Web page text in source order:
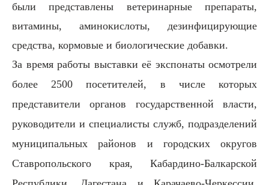
были представлены ветеринарные препараты,
витамины, аминокислоты, дезинфицирующие
средства, кормовые и биологические добавки.
За время работы выставки её экспонаты осмотрели
более 2500 посетителей, в числе которых
представители органов государственной власти,
руководители и специалисты служб, подразделений
муниципальных районов и городских округов
Ставропольского края, Кабардино-Балкарской